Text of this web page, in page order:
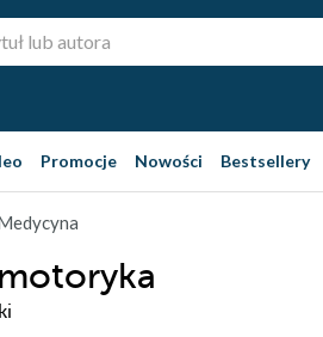
Promocje Nowości Bestsellery